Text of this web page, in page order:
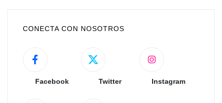
CONECTA CON NOSOTROS
Facebook Twitter Instagram